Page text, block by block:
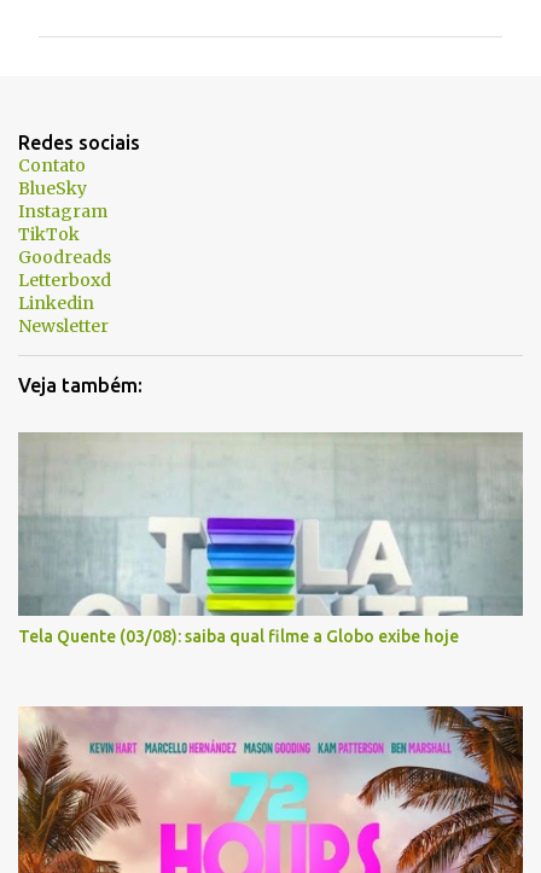
á
r
i
o
s
Redes sociais
Contato
BlueSky
Instagram
TikTok
Goodreads
Letterboxd
Linkedin
Newsletter
Veja também:
Tela Quente (03/08): saiba qual filme a Globo exibe hoje